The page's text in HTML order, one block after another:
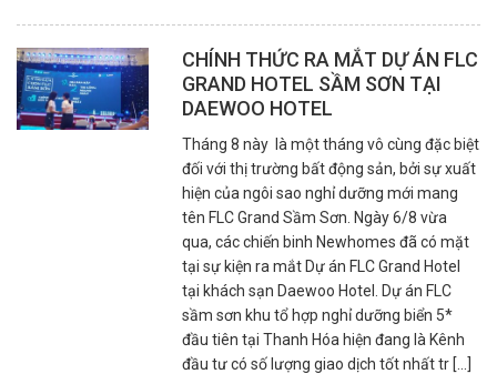
CHÍNH THỨC RA MẮT DỰ ÁN FLC
GRAND HOTEL SẦM SƠN TẠI
DAEWOO HOTEL
Tháng 8 này là một tháng vô cùng đặc biệt
đối với thị trường bất động sản, bởi sự xuất
hiện của ngôi sao nghỉ dưỡng mới mang
tên FLC Grand Sầm Sơn. Ngày 6/8 vừa
qua, các chiến binh Newhomes đã có mặt
tại sự kiện ra mắt Dự án FLC Grand Hotel
tại khách sạn Daewoo Hotel. Dự án FLC
sầm sơn khu tổ hợp nghỉ dưỡng biển 5*
đầu tiên tại Thanh Hóa hiện đang là Kênh
đầu tư có số lượng giao dịch tốt nhất tr [...]